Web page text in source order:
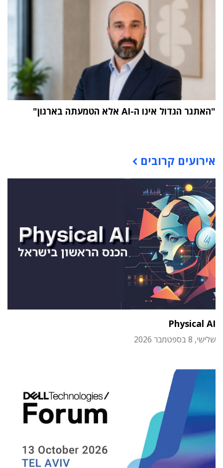
"האתגר הגדול אינו ה-AI אלא הטמעתה בארגון"
אירועים קרובים
Physical AI
שלישי, 8 בספטמבר 2026